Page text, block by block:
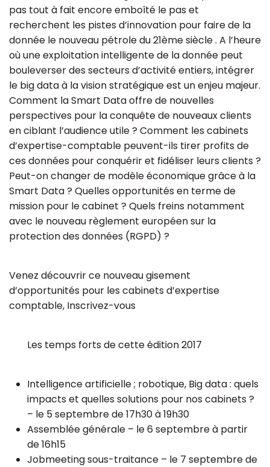
pas tout à fait encore emboîté le pas et
recherchent les pistes d’innovation pour faire de la
donnée le nouveau pétrole du 21ème siècle . A l’heure
où une exploitation intelligente de la donnée peut
bouleverser des secteurs d’activité entiers, intégrer
le big data à la vision stratégique est un enjeu majeur.
Comment la Smart Data offre de nouvelles
perspectives pour la conquête de nouveaux clients
en ciblant l’audience utile ? Comment les cabinets
d’expertise-comptable peuvent-ils tirer profits de
ces données pour conquérir et fidéliser leurs clients ?
Peut-on changer de modèle économique grâce à la
Smart Data ? Quelles opportunités en terme de
mission pour le cabinet ? Quels freins notamment
avec le nouveau règlement européen sur la
protection des données (RGPD) ?
Venez découvrir ce nouveau gisement
d’opportunités pour les cabinets d’expertise
comptable, Inscrivez-vous
Les temps forts de cette édition 2017
Intelligence artificielle ; robotique, Big data : quels
impacts et quelles solutions pour nos cabinets ?
– le 5 septembre de 17h30 à 19h30
Assemblée générale – le 6 septembre à partir
de 16h15
Jobmeeting sous-traitance – le 7 septembre de